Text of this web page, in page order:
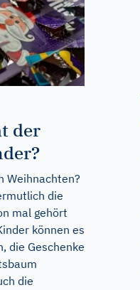
der
Weihnachten?
die
mal gehört
können es
die Geschenke
die